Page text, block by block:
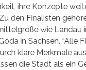
ihre Konzepte
den Finalisten
wie Landau
in Sachsen. “Alle
klare Merkmale
die Stadt als ein